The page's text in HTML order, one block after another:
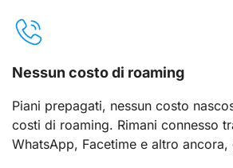
Nessun costo di roaming
Piani prepagati, nessun costo
costi di roaming. Rimani connesso
WhatsApp, Facetime e altro ancora,